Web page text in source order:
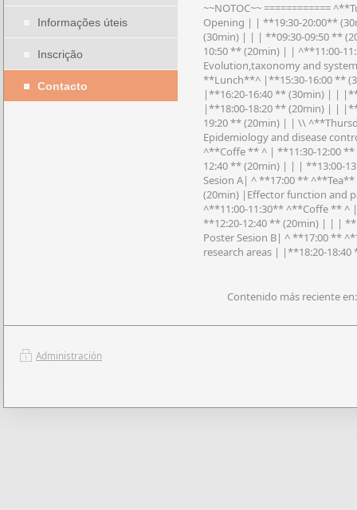
Informações úteis
Inscrição
Contacto
~~NOTOC~~ ============
Opening | | **19:30-20:00**
(30min) | | | **09:30-09:50 **
10:50 ** (20min) | | ^**11:00-
Evolution,taxonomy and
**Lunch**^ |**15:30-16:00 **
|**16:20-16:40 ** (30min) | |
|**18:00-18:20 ** (20min) | |
19:20 ** (20min) | | \\
Epidemiology and disease
^**Coffe ** ^ | **11:30-12:00
12:40 ** (20min) | | | **13:00-
Sesion A| ^ **17:00 **
(20min) |Effector function and
^**11:00-11:30** ^**Coffe ** ^
**12:20-12:40 ** (20min) | | |
Poster Sesion B| ^ **17:00 **
research areas | |**18:20-
Contenido más reciente en:
Administración